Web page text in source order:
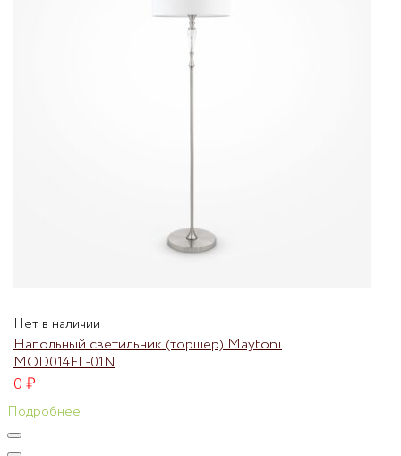
Нет в наличии
Напольный светильник (торшер) Maytoni
MOD014FL-01N
0₽
Подробнее